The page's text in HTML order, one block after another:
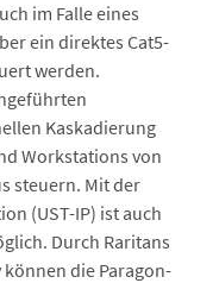
im Falle eines
ein direktes Cat5-
werden.
Kaskadierung
Workstations von
steuern. Mit der
(UST-IP) ist auch
Durch Raritans
können die Paragon-